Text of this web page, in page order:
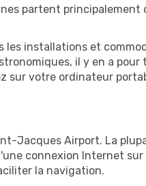
partent
les installations et
il y en a
sur votre ordinateur
Jacques Airport. La
connexion Internet
la navigation.